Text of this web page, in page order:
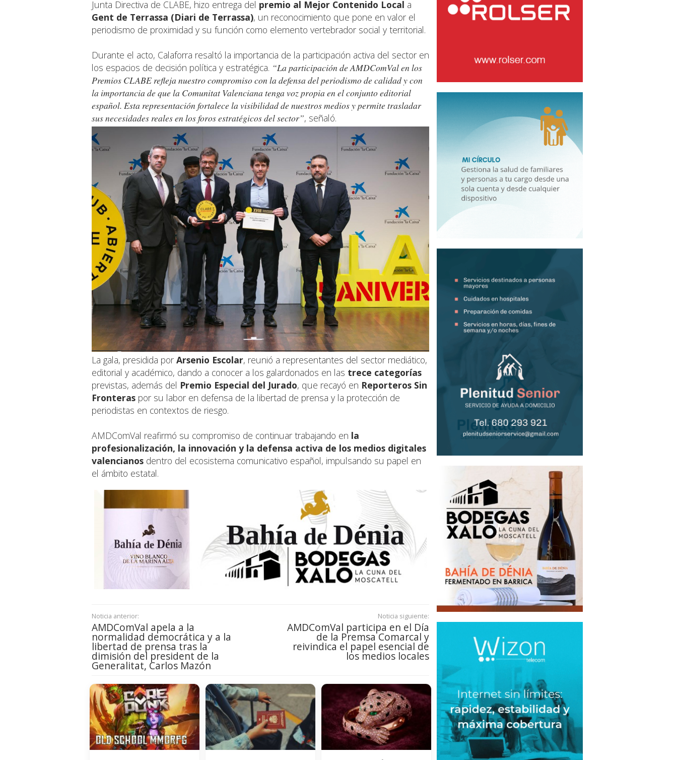
Junta Directiva de CLABE, hizo entrega del premio al Mejor Contenido Local a
Gent de Terrassa (Diari de Terrassa), un reconocimiento que pone en valor el
periodismo de proximidad y su función como elemento vertebrador social y territorial.
Durante el acto, Calaforra resaltó la importancia de la participación activa del sector en
los espacios de decisión política y estratégica. “La participación de AMDComVal en los
Premios CLABE refleja nuestro compromiso con la defensa del periodismo de calidad y con
la importancia de que la Comunitat Valenciana tenga voz propia en el conjunto editorial
español. Esta representación fortalece la visibilidad de nuestros medios y permite trasladar
sus necesidades reales en los foros estratégicos del sector”, señaló.
La gala, presidida por Arsenio Escolar, reunió a representantes del sector mediático,
editorial y académico, dando a conocer a los galardonados en las trece categorías
previstas, además del Premio Especial del Jurado, que recayó en Reporteros Sin
Fronteras por su labor en defensa de la libertad de prensa y la protección de
periodistas en contextos de riesgo.
AMDComVal reafirmó su compromiso de continuar trabajando en la
profesionalización, la innovación y la defensa activa de los medios digitales
valencianos dentro del ecosistema comunicativo español, impulsando su papel en
el ámbito estatal.
Noticia anterior:
AMDComVal apela a la
normalidad democrática y a la
libertad de prensa tras la
dimisión del president de la
Generalitat, Carlos Mazón
Noticia siguiente:
AMDComVal participa en el Día
de la Premsa Comarcal y
reivindica el papel esencial de
los medios locales